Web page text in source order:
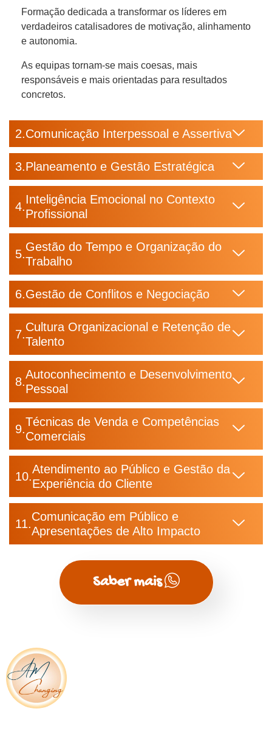
Formação dedicada a transformar os líderes em
verdadeiros catalisadores de motivação, alinhamento
e autonomia.
As equipas tornam-se mais coesas, mais
responsáveis e mais orientadas para resultados
concretos.
Comunicação Interpessoal e Assertiva
Planeamento e Gestão Estratégica
Inteligência Emocional no Contexto
Profissional
Gestão do Tempo e Organização do
Trabalho
Gestão de Conflitos e Negociação
Cultura Organizacional e Retenção de
Talento
Autoconhecimento e Desenvolvimento
Pessoal
Técnicas de Venda e Competências
Comerciais
Atendimento ao Público e Gestão da
Experiência do Cliente
Comunicação em Público e
Apresentações de Alto Impacto
Saber mais